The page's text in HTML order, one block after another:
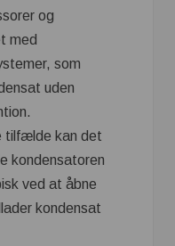
og
med
som
uden
tilfælde kan det
kondensatoren
ved at åbne
kondensat